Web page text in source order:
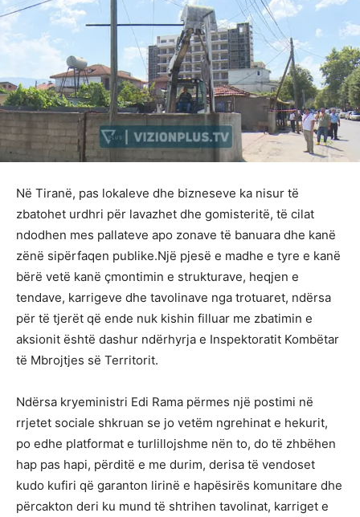
Në Tiranë, pas lokaleve dhe bizneseve ka nisur të
zbatohet urdhri për lavazhet dhe gomisteritë, të cilat
ndodhen mes pallateve apo zonave të banuara dhe kanë
zënë sipërfaqen publike.Një pjesë e madhe e tyre e kanë
bërë vetë kanë çmontimin e strukturave, heqjen e
tendave, karrigeve dhe tavolinave nga trotuaret, ndërsa
për të tjerët që ende nuk kishin filluar me zbatimin e
aksionit është dashur ndërhyrja e Inspektoratit Kombëtar
të Mbrojtjes së Territorit.
Ndërsa kryeministri Edi Rama përmes një postimi në
rrjetet sociale shkruan se jo vetëm ngrehinat e hekurit,
po edhe platformat e turlillojshme nën to, do të zhbëhen
hap pas hapi, përditë e me durim, derisa të vendoset
kudo kufiri që garanton lirinë e hapësirës komunitare dhe
përcakton deri ku mund të shtrihen tavolinat, karriget e